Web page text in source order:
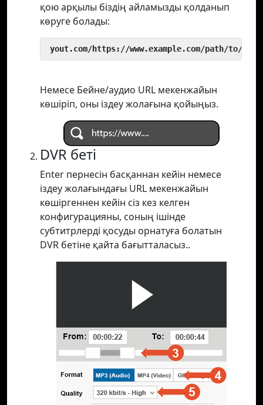
қою арқылы біздің айламызды қолданып
көруге болады:
yout.com/https://www.example.com/path/to/
Немесе Бейне/аудио URL мекенжайын
көшіріп, оны іздеу жолағына қойыңыз.
DVR беті
Enter пернесін басқаннан кейін немесе
іздеу жолағындағы URL мекенжайын
көшіргеннен кейін сіз кез келген
конфигурацияны, соның ішінде
субтитрлерді қосуды орнатуға болатын
DVR бетіне қайта бағытталасыз..